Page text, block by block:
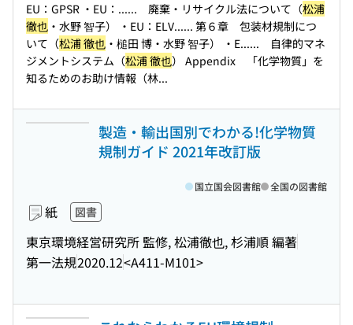
EU：GPSR ・EU：...... 廃棄・リサイクル法について（松浦
徹也 ・水野 智子） ・EU：ELV...... 第６章 包装材規制につ
いて（松浦 徹也 ・槌田 博・水野 智子） ・E...... 自律的マネ
ジメントシステム（松浦 徹也） Appendix 「化学物質」を
知るためのお助け情報（林...
製造・輸出国別でわかる!化学物質
規制ガイド 2021年改訂版
紙 図書
東京環境経営研究所 監修, 松浦徹也, 杉浦順 編著
第一法規2020.12<A411-M101>
国立国会図書館 全国の図書館